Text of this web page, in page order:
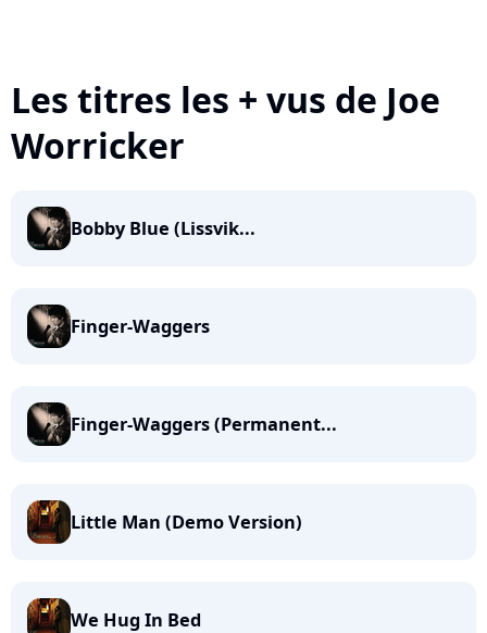
Les titres les + vus de Joe
Worricker
Bobby Blue (Lissvik...
Finger-Waggers
Finger-Waggers (Permanent...
Little Man (Demo Version)
We Hug In Bed